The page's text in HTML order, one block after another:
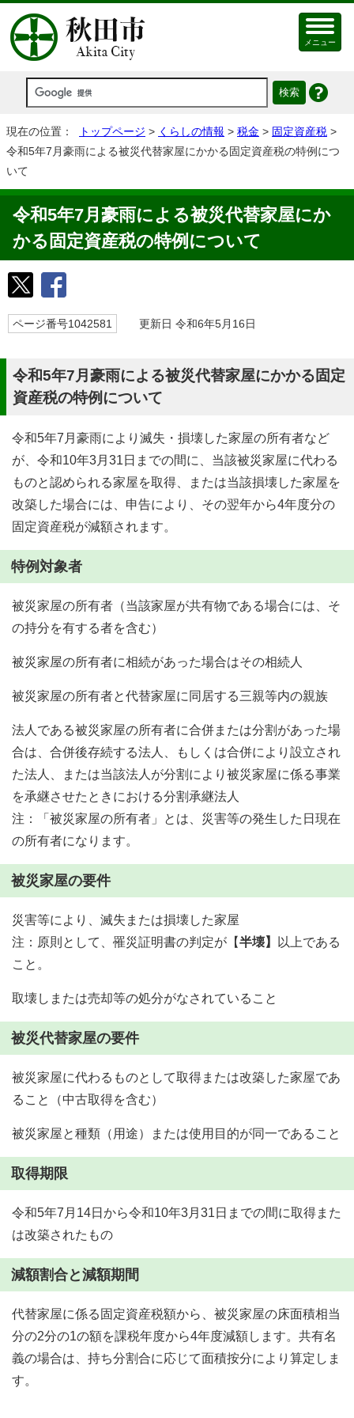
メニュー
現在の位置： トップページ > くらしの情報 > 税金 > 固定資産税 >
令和5年7月豪雨による被災代替家屋にかかる固定資産税の特例につ
いて
令和5年7月豪雨による被災代替家屋にか
かる固定資産税の特例について
ページ番号1042581 更新日 令和6年5月16日
令和5年7月豪雨による被災代替家屋にかかる固定
資産税の特例について
令和5年7月豪雨により滅失・損壊した家屋の所有者など
が、令和10年3月31日までの間に、当該被災家屋に代わる
ものと認められる家屋を取得、または当該損壊した家屋を
改築した場合には、申告により、その翌年から4年度分の
固定資産税が減額されます。
特例対象者
被災家屋の所有者（当該家屋が共有物である場合には、そ
の持分を有する者を含む）
被災家屋の所有者に相続があった場合はその相続人
被災家屋の所有者と代替家屋に同居する三親等内の親族
法人である被災家屋の所有者に合併または分割があった場
合は、合併後存続する法人、もしくは合併により設立され
た法人、または当該法人が分割により被災家屋に係る事業
を承継させたときにおける分割承継法人
注：「被災家屋の所有者」とは、災害等の発生した日現在
の所有者になります。
被災家屋の要件
災害等により、滅失または損壊した家屋
注：原則として、罹災証明書の判定が【半壊】
以上である
こと。
取壊しまたは売却等の処分がなされていること
被災代替家屋の要件
被災家屋に代わるものとして取得または改築した家屋であ
ること（中古取得を含む）
被災家屋と種類（用途）または使用目的が同一であること
取得期限
令和5年7月14日から令和10年3月31日までの間に取得また
は改築されたもの
減額割合と減額期間
代替家屋に係る固定資産税額から、被災家屋の床面積相当
分の2分の1の額を課税年度から4年度減額します。共有名
義の場合は、持ち分割合に応じて面積按分により算定しま
す。